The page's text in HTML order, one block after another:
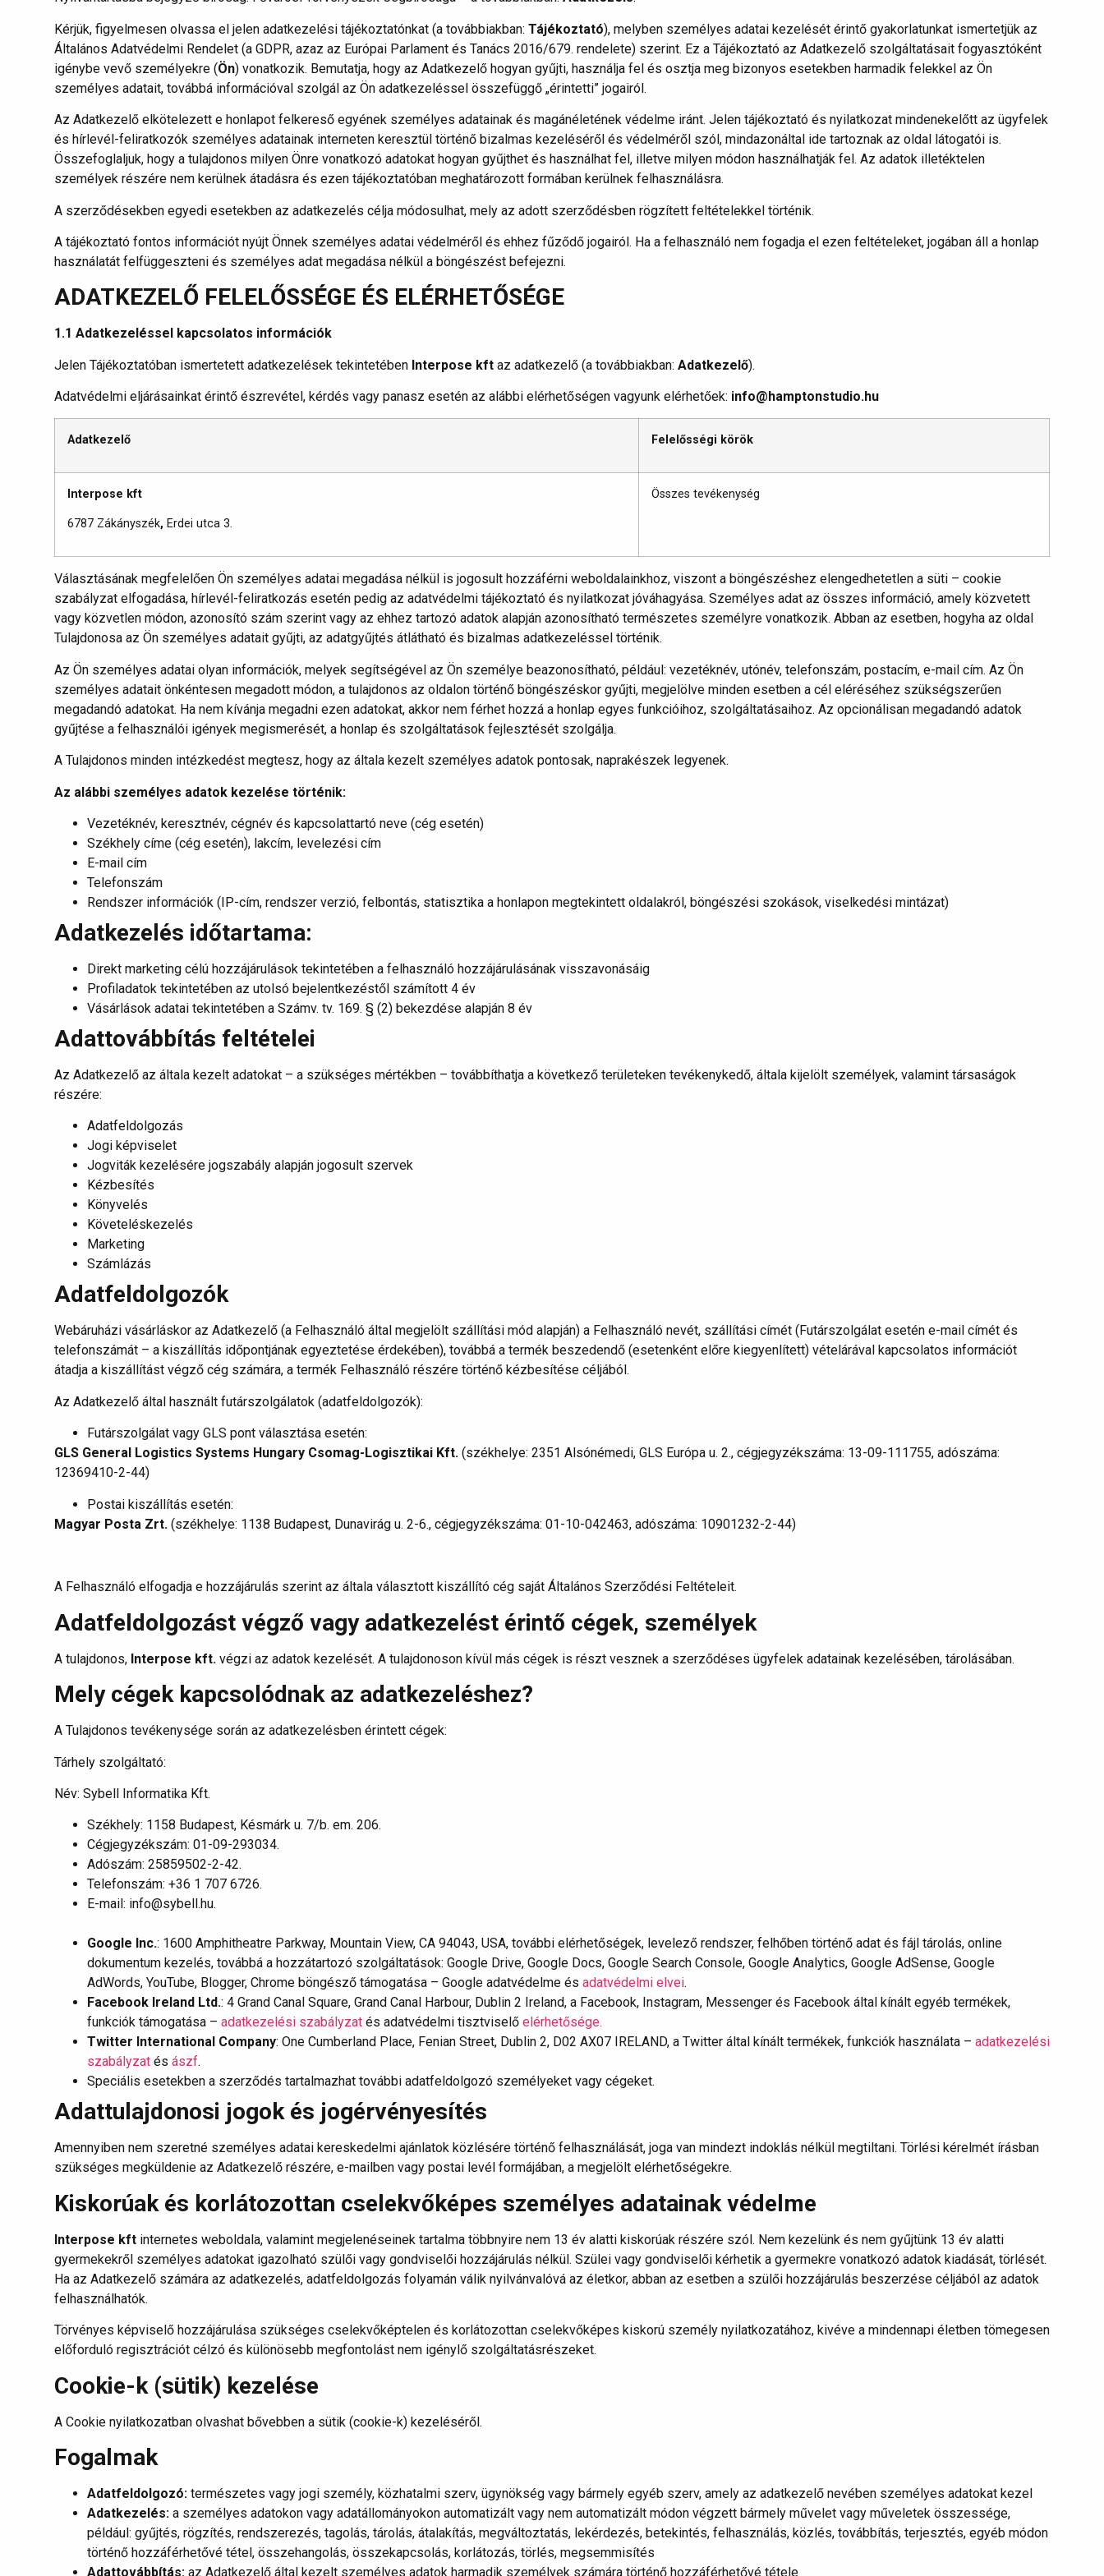
Kérjük, figyelmesen olvassa el jelen adatkezelési tájékoztatónkat (a továbbiakban: Tájékoztató), melyben személyes adatai kezelését érintő gyakorlatunkat ismertetjük az
Általános Adatvédelmi Rendelet (a GDPR, azaz az Európai Parlament és Tanács 2016/679. rendelete) szerint. Ez a Tájékoztató az Adatkezelő szolgáltatásait fogyasztóként
igénybe vevő személyekre (Ön) vonatkozik. Bemutatja, hogy az Adatkezelő hogyan gyűjti, használja fel és osztja meg bizonyos esetekben harmadik felekkel az Ön
személyes adatait, továbbá információval szolgál az Ön adatkezeléssel összefüggő „érintetti” jogairól.
Az Adatkezelő elkötelezett e honlapot felkereső egyének személyes adatainak és magánéletének védelme iránt. Jelen tájékoztató és nyilatkozat mindenekelőtt az ügyfelek
és hírlevél-feliratkozók személyes adatainak interneten keresztül történő bizalmas kezeléséről és védelméről szól, mindazonáltal ide tartoznak az oldal látogatói is.
Összefoglaljuk, hogy a tulajdonos milyen Önre vonatkozó adatokat hogyan gyűjthet és használhat fel, illetve milyen módon használhatják fel. Az adatok illetéktelen
személyek részére nem kerülnek átadásra és ezen tájékoztatóban meghatározott formában kerülnek felhasználásra.
A szerződésekben egyedi esetekben az adatkezelés célja módosulhat, mely az adott szerződésben rögzített feltételekkel történik.
A tájékoztató fontos információt nyújt Önnek személyes adatai védelméről és ehhez fűződő jogairól. Ha a felhasználó nem fogadja el ezen feltételeket, jogában áll a honlap
használatát felfüggeszteni és személyes adat megadása nélkül a böngészést befejezni.
ADATKEZELŐ FELELŐSSÉGE ÉS ELÉRHETŐSÉGE
1.1 Adatkezeléssel kapcsolatos információk
Jelen Tájékoztatóban ismertetett adatkezelések tekintetében Interpose kft az adatkezelő (a továbbiakban: Adatkezelő).
Adatvédelmi eljárásainkat érintő észrevétel, kérdés vagy panasz esetén az alábbi elérhetőségen vagyunk elérhetőek: info@hamptonstudio.hu
Adatkezelő Felelősségi körök
Interpose kft
6787 Zákányszék, Erdei utca 3.
Összes tevékenység
Választásának megfelelően Ön személyes adatai megadása nélkül is jogosult hozzáférni weboldalainkhoz, viszont a böngészéshez elengedhetetlen a süti – cookie
szabályzat elfogadása, hírlevél-feliratkozás esetén pedig az adatvédelmi tájékoztató és nyilatkozat jóváhagyása. Személyes adat az összes információ, amely közvetett
vagy közvetlen módon, azonosító szám szerint vagy az ehhez tartozó adatok alapján azonosítható természetes személyre vonatkozik. Abban az esetben, hogyha az oldal
Tulajdonosa az Ön személyes adatait gyűjti, az adatgyűjtés átlátható és bizalmas adatkezeléssel történik.
Az Ön személyes adatai olyan információk, melyek segítségével az Ön személye beazonosítható, például: vezetéknév, utónév, telefonszám, postacím, e-mail cím. Az Ön
személyes adatait önkéntesen megadott módon, a tulajdonos az oldalon történő böngészéskor gyűjti, megjelölve minden esetben a cél eléréséhez szükségszerűen
megadandó adatokat. Ha nem kívánja megadni ezen adatokat, akkor nem férhet hozzá a honlap egyes funkcióihoz, szolgáltatásaihoz. Az opcionálisan megadandó adatok
gyűjtése a felhasználói igények megismerését, a honlap és szolgáltatások fejlesztését szolgálja.
A Tulajdonos minden intézkedést megtesz, hogy az általa kezelt személyes adatok pontosak, naprakészek legyenek.
Az alábbi személyes adatok kezelése történik:
Vezetéknév, keresztnév, cégnév és kapcsolattartó neve (cég esetén)
Székhely címe (cég esetén), lakcím, levelezési cím
E-mail cím
Telefonszám
Rendszer információk (IP-cím, rendszer verzió, felbontás, statisztika a honlapon megtekintett oldalakról, böngészési szokások, viselkedési mintázat)
Adatkezelés időtartama:
Direkt marketing célú hozzájárulások tekintetében a felhasználó hozzájárulásának visszavonásáig
Profiladatok tekintetében az utolsó bejelentkezéstől számított 4 év
Vásárlások adatai tekintetében a Számv. tv. 169. § (2) bekezdése alapján 8 év
Adattovábbítás feltételei
Az Adatkezelő az általa kezelt adatokat – a szükséges mértékben – továbbíthatja a következő területeken tevékenykedő, általa kijelölt személyek, valamint társaságok
részére:
Adatfeldolgozás
Jogi képviselet
Jogviták kezelésére jogszabály alapján jogosult szervek
Kézbesítés
Könyvelés
Követeléskezelés
Marketing
Számlázás
Adatfeldolgozók
Webáruházi vásárláskor az Adatkezelő (a Felhasználó által megjelölt szállítási mód alapján) a Felhasználó nevét, szállítási címét (Futárszolgálat esetén e-mail címét és
telefonszámát – a kiszállítás időpontjának egyeztetése érdekében), továbbá a termék beszedendő (esetenként előre kiegyenlített) vételárával kapcsolatos információt
átadja a kiszállítást végző cég számára, a termék Felhasználó részére történő kézbesítése céljából.
Az Adatkezelő által használt futárszolgálatok (adatfeldolgozók):
Futárszolgálat vagy GLS pont választása esetén:
GLS General Logistics Systems Hungary Csomag-Logisztikai Kft. (székhelye: 2351 Alsónémedi, GLS Európa u. 2., cégjegyzékszáma: 13-09-111755, adószáma:
12369410-2-44)
Postai kiszállítás esetén:
Magyar Posta Zrt. (székhelye: 1138 Budapest, Dunavirág u. 2-6., cégjegyzékszáma: 01-10-042463, adószáma: 10901232-2-44)
A Felhasználó elfogadja e hozzájárulás szerint az általa választott kiszállító cég saját Általános Szerződési Feltételeit.
Adatfeldolgozást végző vagy adatkezelést érintő cégek, személyek
A tulajdonos, Interpose kft. végzi az adatok kezelését. A tulajdonoson kívül más cégek is részt vesznek a szerződéses ügyfelek adatainak kezelésében, tárolásában.
Mely cégek kapcsolódnak az adatkezeléshez?
A Tulajdonos tevékenysége során az adatkezelésben érintett cégek:
Tárhely szolgáltató:
Név: Sybell Informatika Kft.
Székhely: 1158 Budapest, Késmárk u. 7/b. em. 206.
Cégjegyzékszám: 01-09-293034.
Adószám: 25859502-2-42.
Telefonszám: +36 1 707 6726.
E-mail: info@sybell.hu.
Google Inc.: 1600 Amphitheatre Parkway, Mountain View, CA 94043, USA, további elérhetőségek, levelező rendszer, felhőben történő adat és fájl tárolás, online
dokumentum kezelés, továbbá a hozzátartozó szolgáltatások: Google Drive, Google Docs, Google Search Console, Google Analytics, Google AdSense, Google
AdWords, YouTube, Blogger, Chrome böngésző támogatása – Google adatvédelme és adatvédelmi elvei.
Facebook Ireland Ltd.: 4 Grand Canal Square, Grand Canal Harbour, Dublin 2 Ireland, a Facebook, Instagram, Messenger és Facebook által kínált egyéb termékek,
funkciók támogatása – adatkezelési szabályzat és adatvédelmi tisztviselő elérhetősége.
Twitter International Company: One Cumberland Place, Fenian Street, Dublin 2, D02 AX07 IRELAND, a Twitter által kínált termékek, funkciók használata – adatkezelési
szabályzat és ászf.
Speciális esetekben a szerződés tartalmazhat további adatfeldolgozó személyeket vagy cégeket.
Adattulajdonosi jogok és jogérvényesítés
Amennyiben nem szeretné személyes adatai kereskedelmi ajánlatok közlésére történő felhasználását, joga van mindezt indoklás nélkül megtiltani. Törlési kérelmét írásban
szükséges megküldenie az Adatkezelő részére, e-mailben vagy postai levél formájában, a megjelölt elérhetőségekre.
Kiskorúak és korlátozottan cselekvőképes személyes adatainak védelme
Interpose kft internetes weboldala, valamint megjelenéseinek tartalma többnyire nem 13 év alatti kiskorúak részére szól. Nem kezelünk és nem gyűjtünk 13 év alatti
gyermekekről személyes adatokat igazolható szülői vagy gondviselői hozzájárulás nélkül. Szülei vagy gondviselői kérhetik a gyermekre vonatkozó adatok kiadását, törlését.
Ha az Adatkezelő számára az adatkezelés, adatfeldolgozás folyamán válik nyilvánvalóvá az életkor, abban az esetben a szülői hozzájárulás beszerzése céljából az adatok
felhasználhatók.
Törvényes képviselő hozzájárulása szükséges cselekvőképtelen és korlátozottan cselekvőképes kiskorú személy nyilatkozatához, kivéve a mindennapi életben tömegesen
előforduló regisztrációt célzó és különösebb megfontolást nem igénylő szolgáltatásrészeket.
Cookie-k (sütik) kezelése
A Cookie nyilatkozatban olvashat bővebben a sütik (cookie-k) kezeléséről.
Fogalmak
Adatfeldolgozó: természetes vagy jogi személy, közhatalmi szerv, ügynökség vagy bármely egyéb szerv, amely az adatkezelő nevében személyes adatokat kezel
Adatkezelés: a személyes adatokon vagy adatállományokon automatizált vagy nem automatizált módon végzett bármely művelet vagy műveletek összessége,
például: gyűjtés, rögzítés, rendszerezés, tagolás, tárolás, átalakítás, megváltoztatás, lekérdezés, betekintés, felhasználás, közlés, továbbítás, terjesztés, egyéb módon
történő hozzáférhetővé tétel, összehangolás, összekapcsolás, korlátozás, törlés, megsemmisítés
Adattovábbítás: az Adatkezelő által kezelt személyes adatok harmadik személyek számára történő hozzáférhetővé tétele